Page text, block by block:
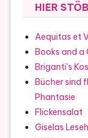
HIER
Aequitas et
Books and a
Briganti's
Bücher sind
Phantasie
Flickensalat
Giselas